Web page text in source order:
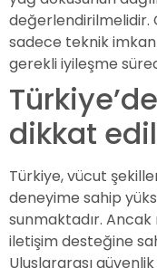
değerlendirilmelidir.
sadece teknik
gerekli iyileşme
dikkat
Türkiye, vücut
deneyime sahip
sunmaktadır.
iletişim desteğine
Uluslararası